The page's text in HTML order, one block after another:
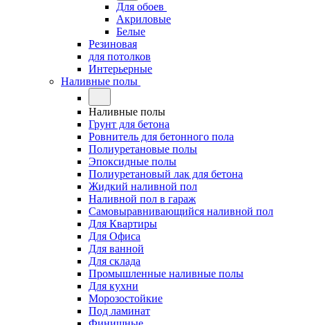
Для обоев
Акриловые
Белые
Резиновая
для потолков
Интерьерные
Наливные полы
Наливные полы
Грунт для бетона
Ровнитель для бетонного пола
Полиуретановые полы
Эпоксидные полы
Полиуретановый лак для бетона
Жидкий наливной пол
Наливной пол в гараж
Самовыравнивающийся наливной пол
Для Квартиры
Для Офиса
Для ванной
Для склада
Промышленные наливные полы
Для кухни
Морозостойкие
Под ламинат